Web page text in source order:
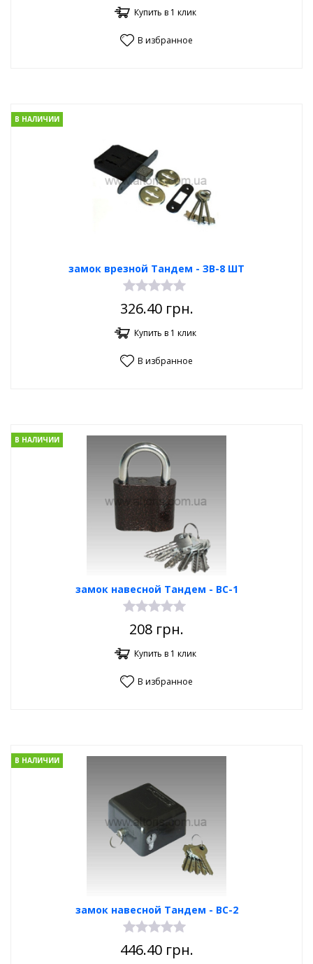
Купить в 1 клик
В избранное
замок врезной Тандем - ЗВ-8 ШТ
В НАЛИЧИИ
326.40грн.
Купить в 1 клик
В избранное
замок навесной Тандем - ВС-1
В НАЛИЧИИ
208 грн.
Купить в 1 клик
В избранное
замок навесной Тандем - ВС-2
В НАЛИЧИИ
446.40грн.